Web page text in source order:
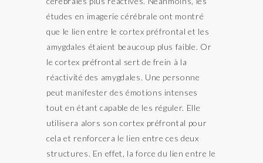
études en imagerie cérébrale ont montré
que le lien entre le cortex préfrontal et les
amygdales étaient beaucoup plus faible. Or
le cortex préfrontal sert de frein à la
réactivité des amygdales. Une personne
peut manifester des émotions intenses
tout en étant capable de les réguler. Elle
utilisera alors son cortex préfrontal pour
cela et renforcera le lien entre ces deux
structures. En effet, la force du lien entre le